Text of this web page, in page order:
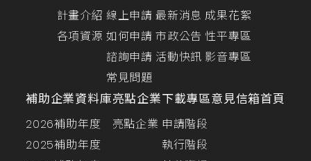
計畫介紹
各項資源
線上申請
如何申請
諮詢申請
常見問題
最新消息
市政公告
活動快訊
成果花絮
性平專區
影音專區
補助企業資料庫
2026補助年度
2025補助年度
亮點企業
亮點企業
下載專區
申請階段
執行階段
意見信箱首頁